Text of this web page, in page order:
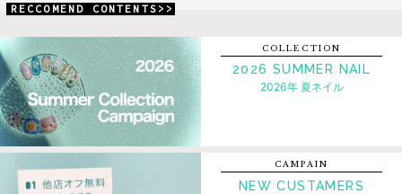
RECCOMEND CONTENTS>>
COLLECTION
2026 SUMMER NAIL
2026年 夏ネイル
CAMPAIN
NEW CUSTAMERS